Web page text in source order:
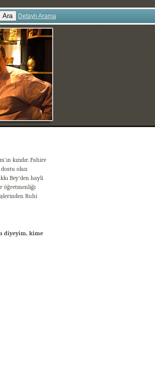
Ara Detaylı Arama
kızıdır. Fahire
dostu olan
Bey’den hayli
öğretmenliği
Ruhi
diyeyim, kime